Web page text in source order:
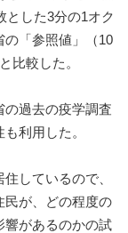
とした3分の1オク
の「参照値」（10
比較した。
過去の疫学調査
利用した。
しているので、
民が、どの程度の
響があるのかの試